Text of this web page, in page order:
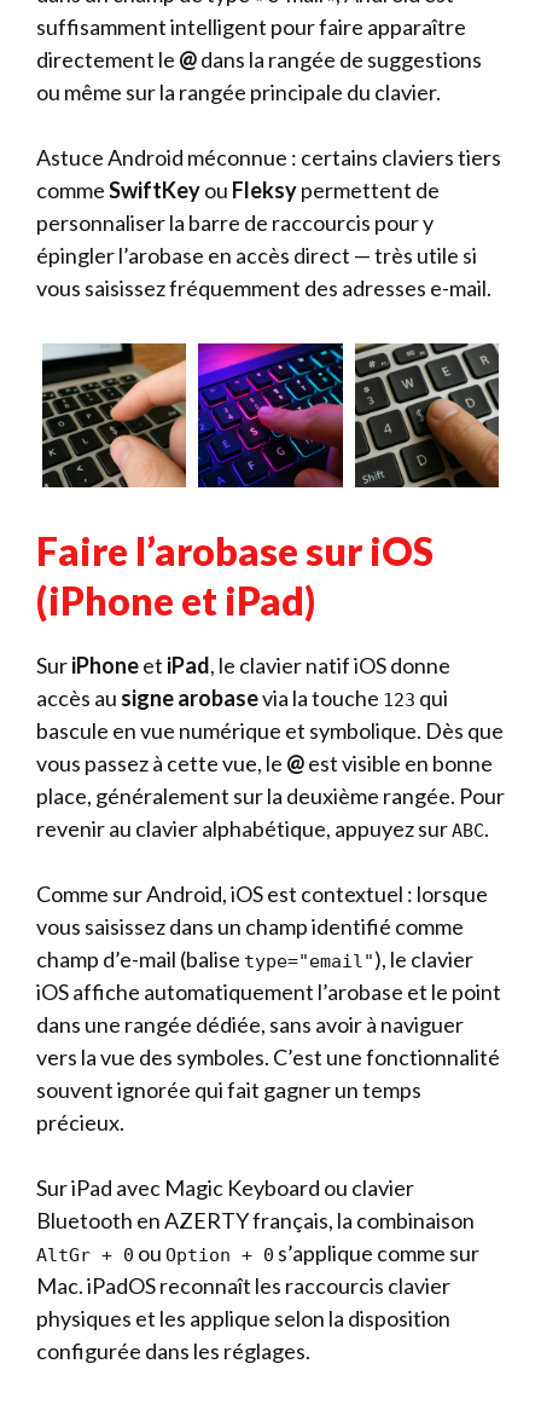
suffisamment intelligent pour faire apparaître
directement le @dans la rangée de suggestions
ou même sur la rangée principale du clavier.
Astuce Android méconnue : certains claviers tiers
commeSwiftKeyou Fleksypermettent de
personnaliser la barre de raccourcis pour y
épingler l’arobase en accès direct — très utile si
vous saisissez fréquemment des adresses e-mail.
Faire l’arobase sur iOS
(iPhone et iPad)
SuriPhoneet iPad, le clavier natif iOS donne
accès au signe arobasevia la touche 123 qui
bascule en vue numérique et symbolique. Dès que
vous passez à cette vue, le @est visible en bonne
place, généralement sur la deuxième rangée. Pour
revenir au clavier alphabétique, appuyez surABC.
Comme sur Android, iOS est contextuel : lorsque
vous saisissez dans un champ identifié comme
champ d’e-mail (balise type="email"), le clavier
iOS affiche automatiquement l’arobase et le point
dans une rangée dédiée, sans avoir à naviguer
vers la vue des symboles. C’est une fonctionnalité
souvent ignorée qui fait gagner un temps
précieux.
Sur iPad avec Magic Keyboard ou clavier
Bluetooth en AZERTY français, la combinaison
AltGr + 0 ou Option + 0 s’applique comme sur
Mac. iPadOS reconnaît les raccourcis clavier
physiques et les applique selon la disposition
configurée dans les réglages.